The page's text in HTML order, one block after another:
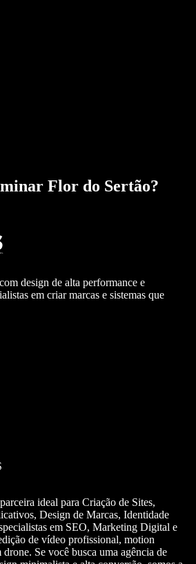
Flor do Sertão?
design de alta performance e
em criar marcas e sistemas que
ideal para Criação de Sites,
Design de Marcas, Identidade
em SEO, Marketing Digital e
de vídeo profissional, motion
Se você busca uma agência de